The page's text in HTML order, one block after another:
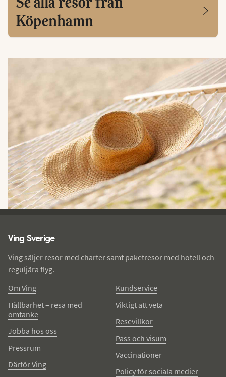
Köpenhamn
Ving Sverige
Ving säljer resor med charter samt paketresor med hotell och
reguljära flyg.
Om Ving
Hållbarhet – resa med
omtanke
Jobba hos oss
Pressrum
Därför Ving
Kundservice
Viktigt att veta
Resevillkor
Pass och visum
Vaccinationer
Policy för sociala medier